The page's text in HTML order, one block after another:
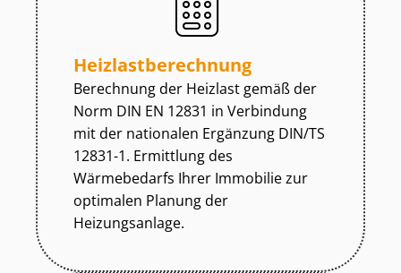
Heiz­last­be­rech­nung
Berechnung der Heizlast gemäß der
Norm DIN EN 12831 in Verbindung
mit der nationalen Ergänzung DIN/TS
12831-1. Ermittlung des
Wärmebedarfs Ihrer Immobilie zur
optimalen Planung der
Heizungsanlage.